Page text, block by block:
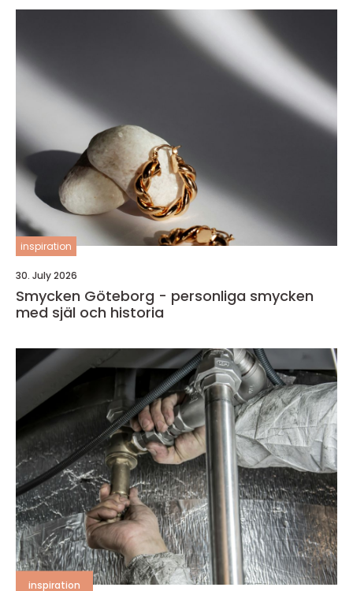
inspiration
30. July 2026
Smycken Göteborg - personliga smycken
med själ och historia
inspiration